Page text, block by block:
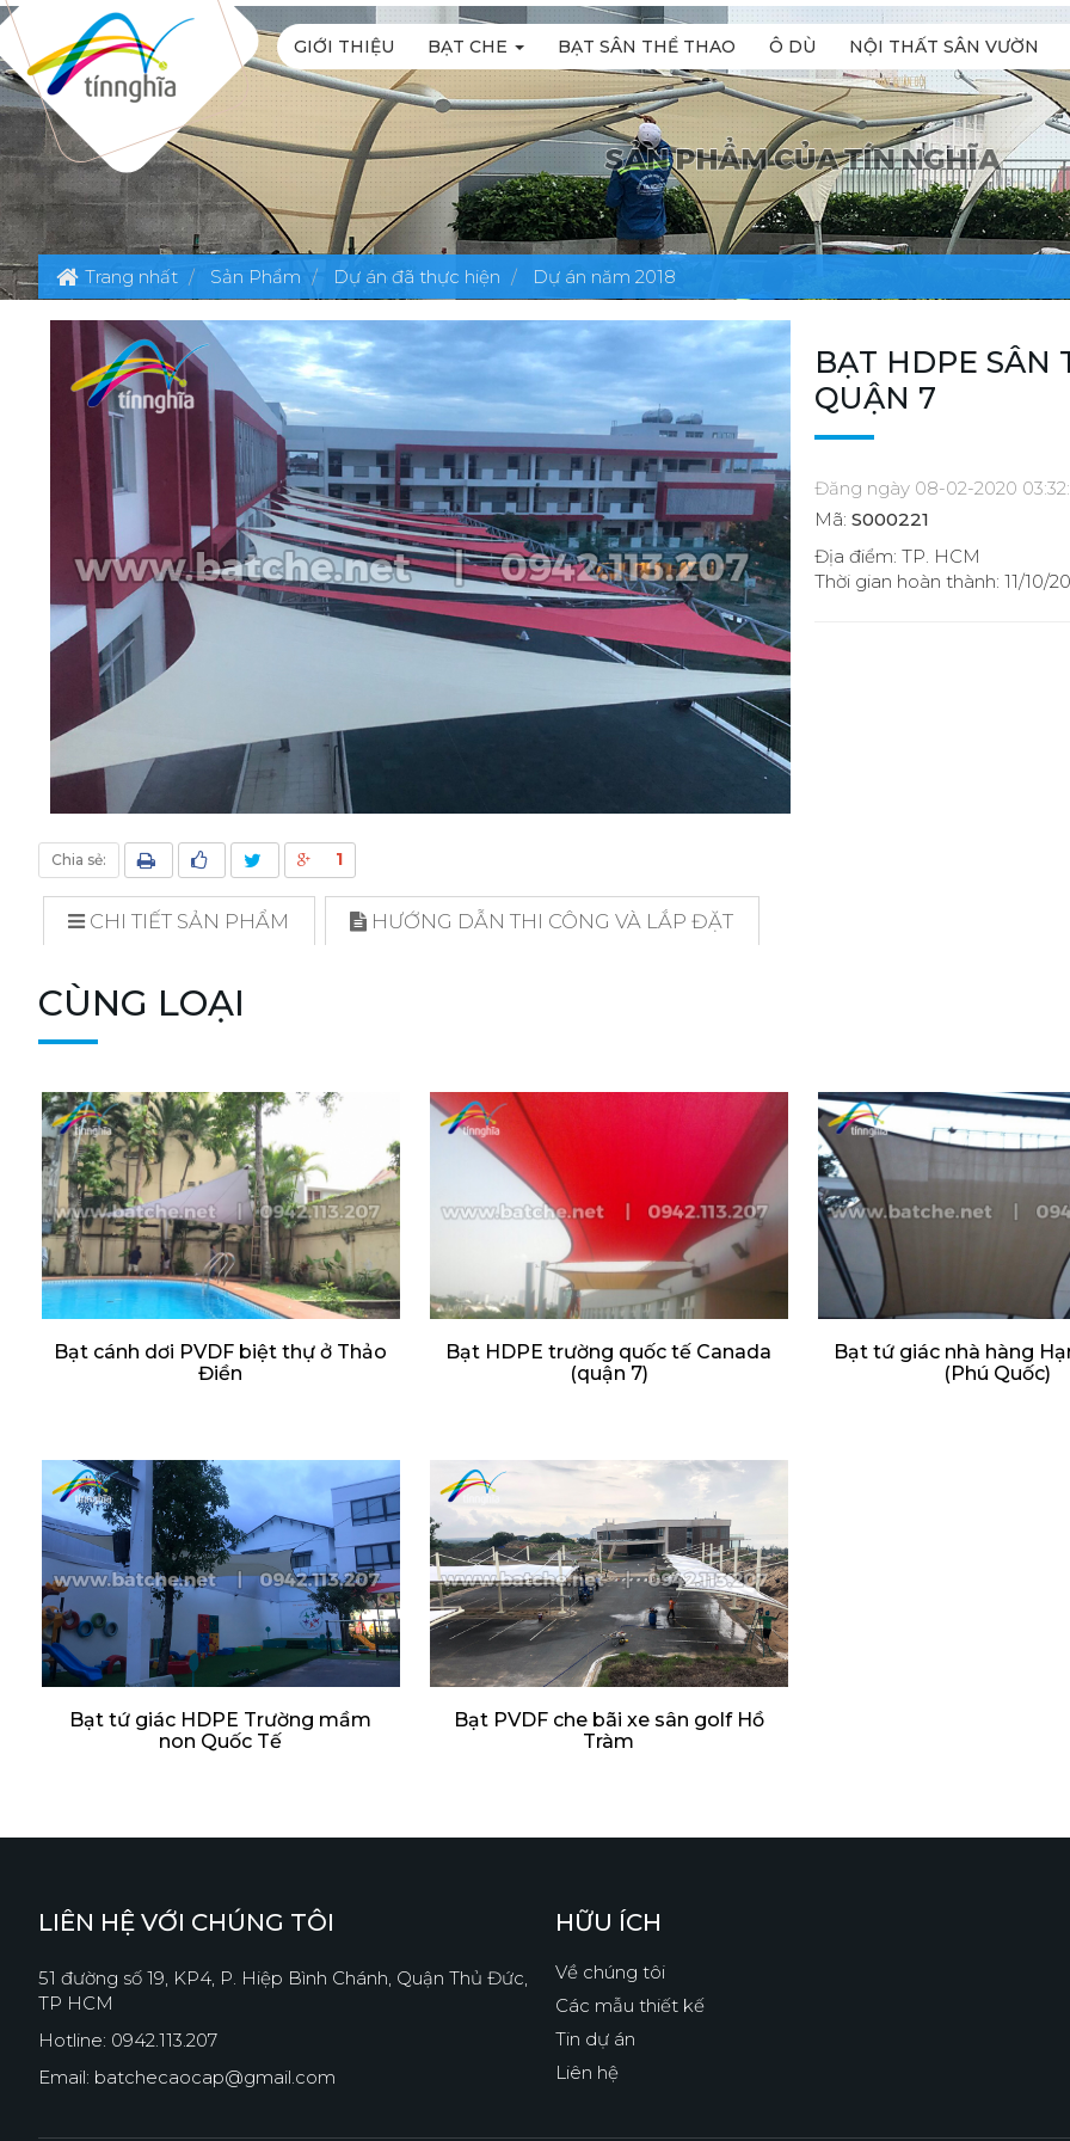
GIỚI THIỆU BẠT CHE BẠT SÂN THỂ THAO Ô DÙ NỘI THẤT SÂN VƯỜN
Trang nhất Sản Phẩm Dự án đã thực hiện Dự án năm 2018
BẠT HDPE SÂN
QUẬN 7
Đăng ngày 08-02-2020
Mã: S000221
Địa điểm: TP. HCM
Thời gian hoàn thành: 11/10/
Chia sẻ: 1
CHI TIẾT SẢN PHẨM HƯỚNG DẪN THI CÔNG VÀ LẮP ĐẶT
CÙNG LOẠI
Bạt cánh dơi PVDF biệt thự ở Thảo
Điền
Bạt HDPE trường quốc tế Canada
(quận 7)
Bạt tứ giác nhà hàng
(Phú Quốc)
Bạt tứ giác HDPE Trường mầm
non Quốc Tế
Bạt PVDF che bãi xe sân golf Hồ
Tràm
LIÊN HỆ VỚI CHÚNG TÔI
51 đường số 19, KP4, P. Hiệp Bình Chánh, Quận Thủ Đức,
TP HCM
Hotline: 0942.113.207
Email: batchecaocap@gmail.com
HỮU ÍCH
Về chúng tôi
Các mẫu thiết kế
Tin dự án
Liên hệ